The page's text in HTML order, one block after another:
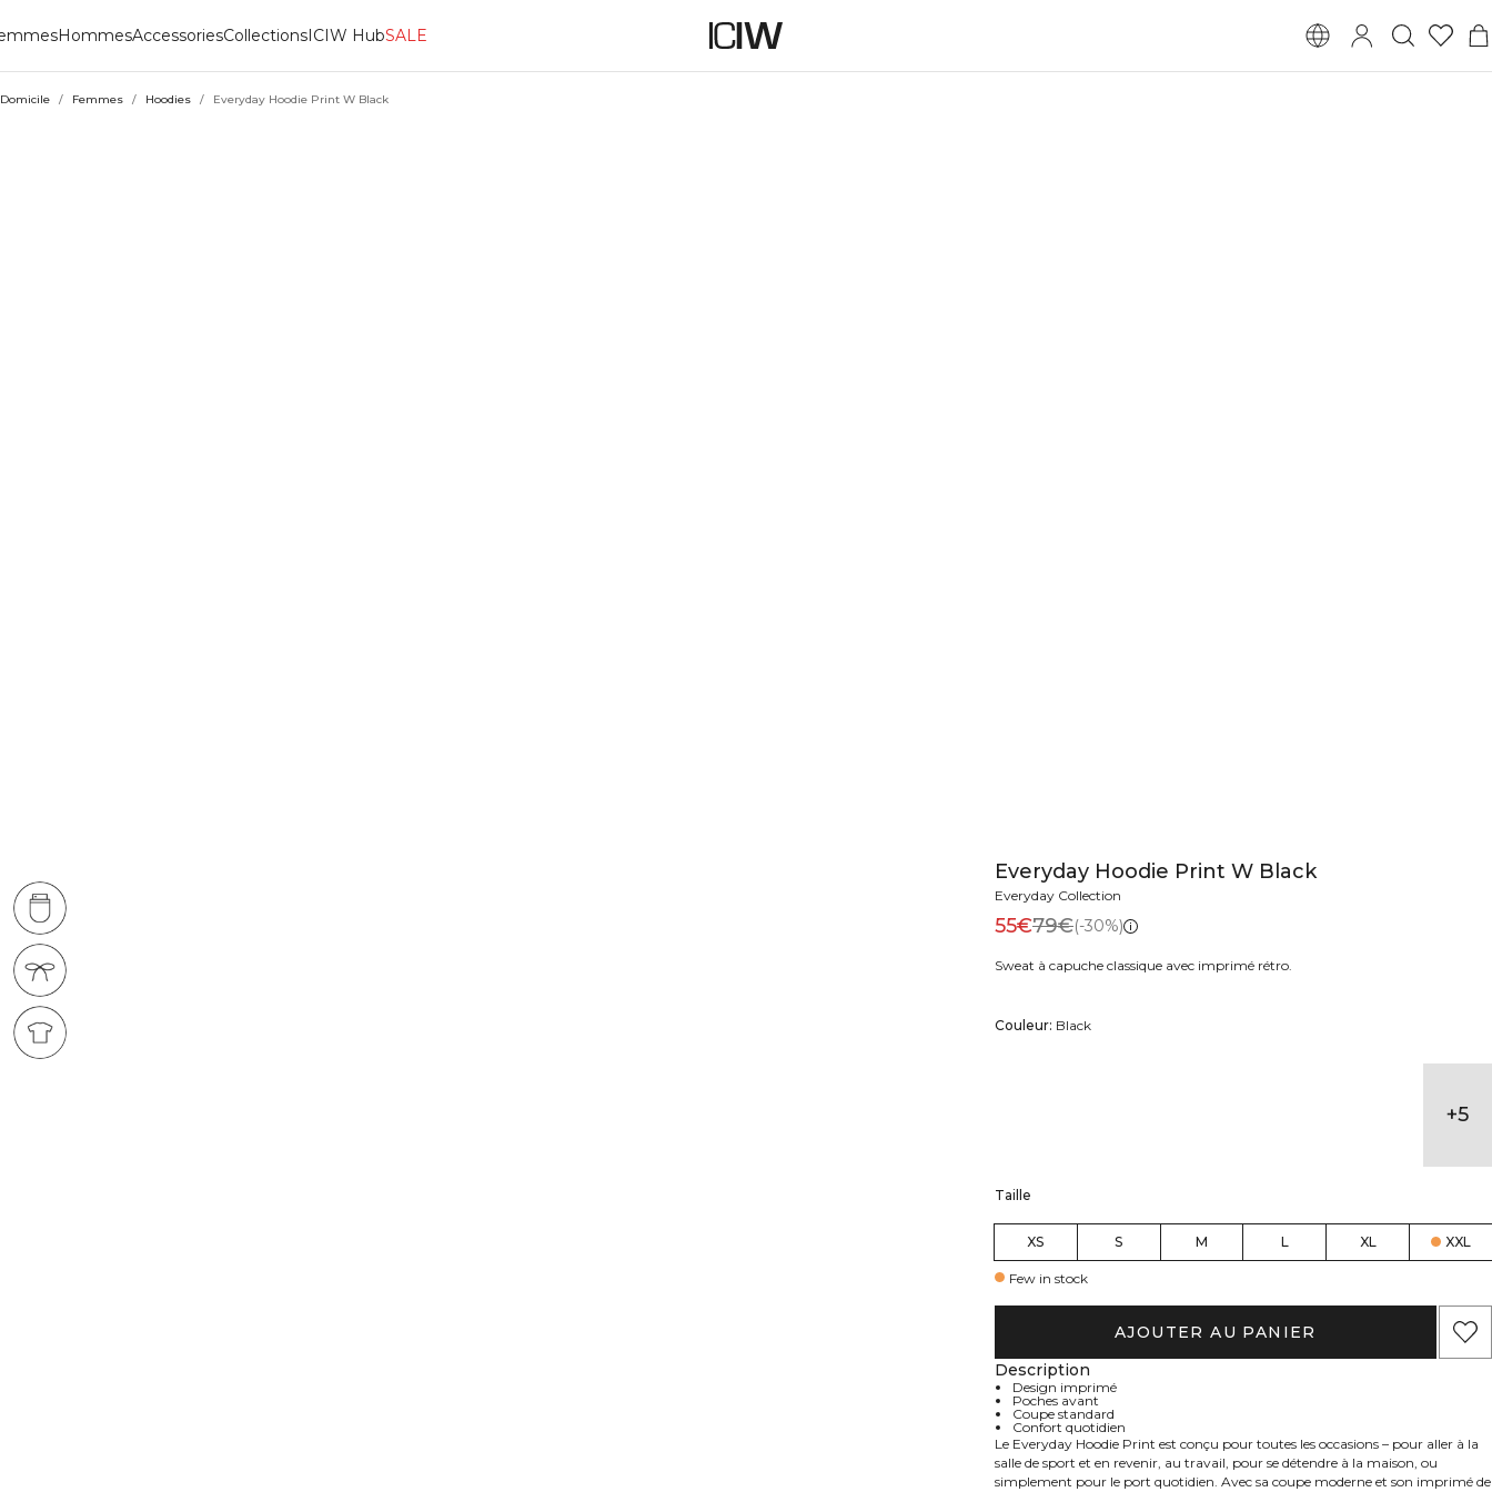
HommesAccessoriesCollectionsICIW HubSALE
Domicile / Femmes / Hoodies / Everyday Hoodie Print W Black
Everyday Hoodie Print W Black
Everyday Collection
55€79€(-30%)
Sweat à capuche classique avec imprimé rétro.
Couleur: Black
+5
Taille
XS S M L XL XXL
Few in stock
AJOUTER AU PANIER
Description
Design imprimé
Poches avant
Coupe standard
Confort quotidien
Le Everyday Hoodie Print est conçu pour toutes les occasions – pour aller à la
salle de sport et en revenir, au travail, pour se détendre à la maison, ou
simplement pour le port quotidien. Avec sa coupe moderne et son imprimé de